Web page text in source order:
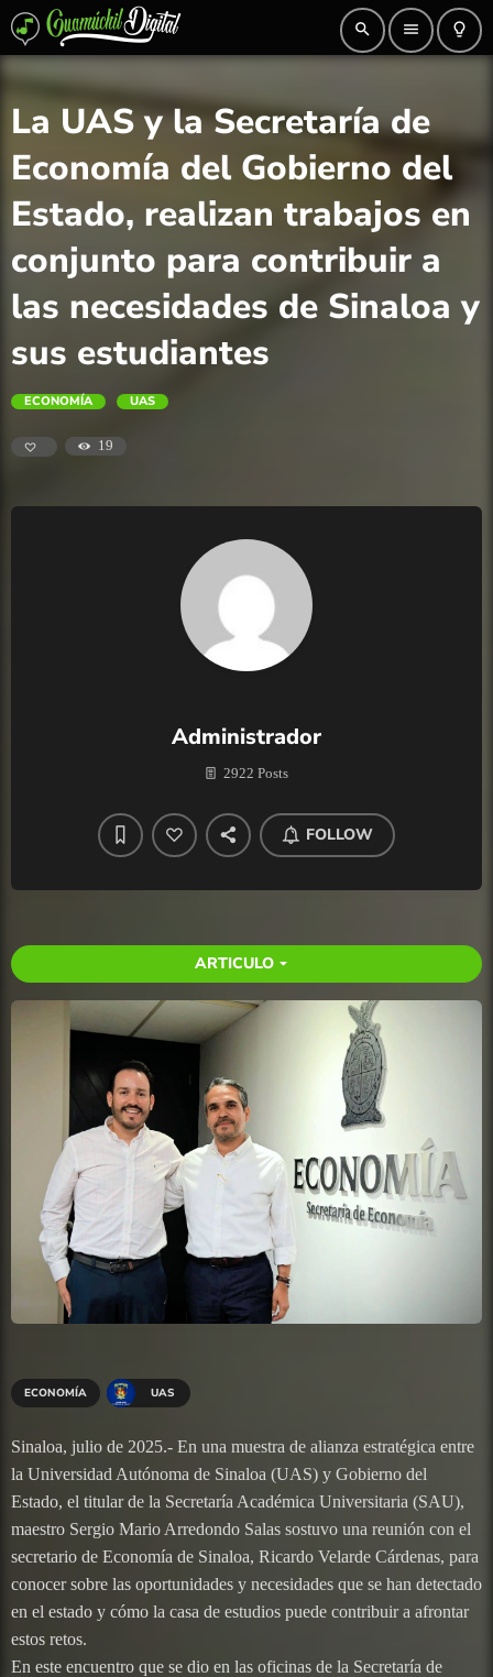
search menu lightbulb_outline
La UAS y la Secretaría de
Economía del Gobierno del
Estado, realizan trabajos en
conjunto para contribuir a
las necesidades de Sinaloa y
sus estudiantes
ECONOMÍA UAS
19
Administrador
2922 Posts
FOLLOW
ARTICULO arrow_drop_down
ECONOMÍA UAS
Sinaloa, julio de 2025.- En una muestra de alianza estratégica entre
la Universidad Autónoma de Sinaloa (UAS) y Gobierno del
Estado, el titular de la Secretaría Académica Universitaria (SAU),
maestro Sergio Mario Arredondo Salas sostuvo una reunión con el
secretario de Economía de Sinaloa, Ricardo Velarde Cárdenas, para
conocer sobre las oportunidades y necesidades que se han detectado
en el estado y cómo la casa de estudios puede contribuir a afrontar
estos retos.
En este encuentro que se dio en las oficinas de la Secretaría de